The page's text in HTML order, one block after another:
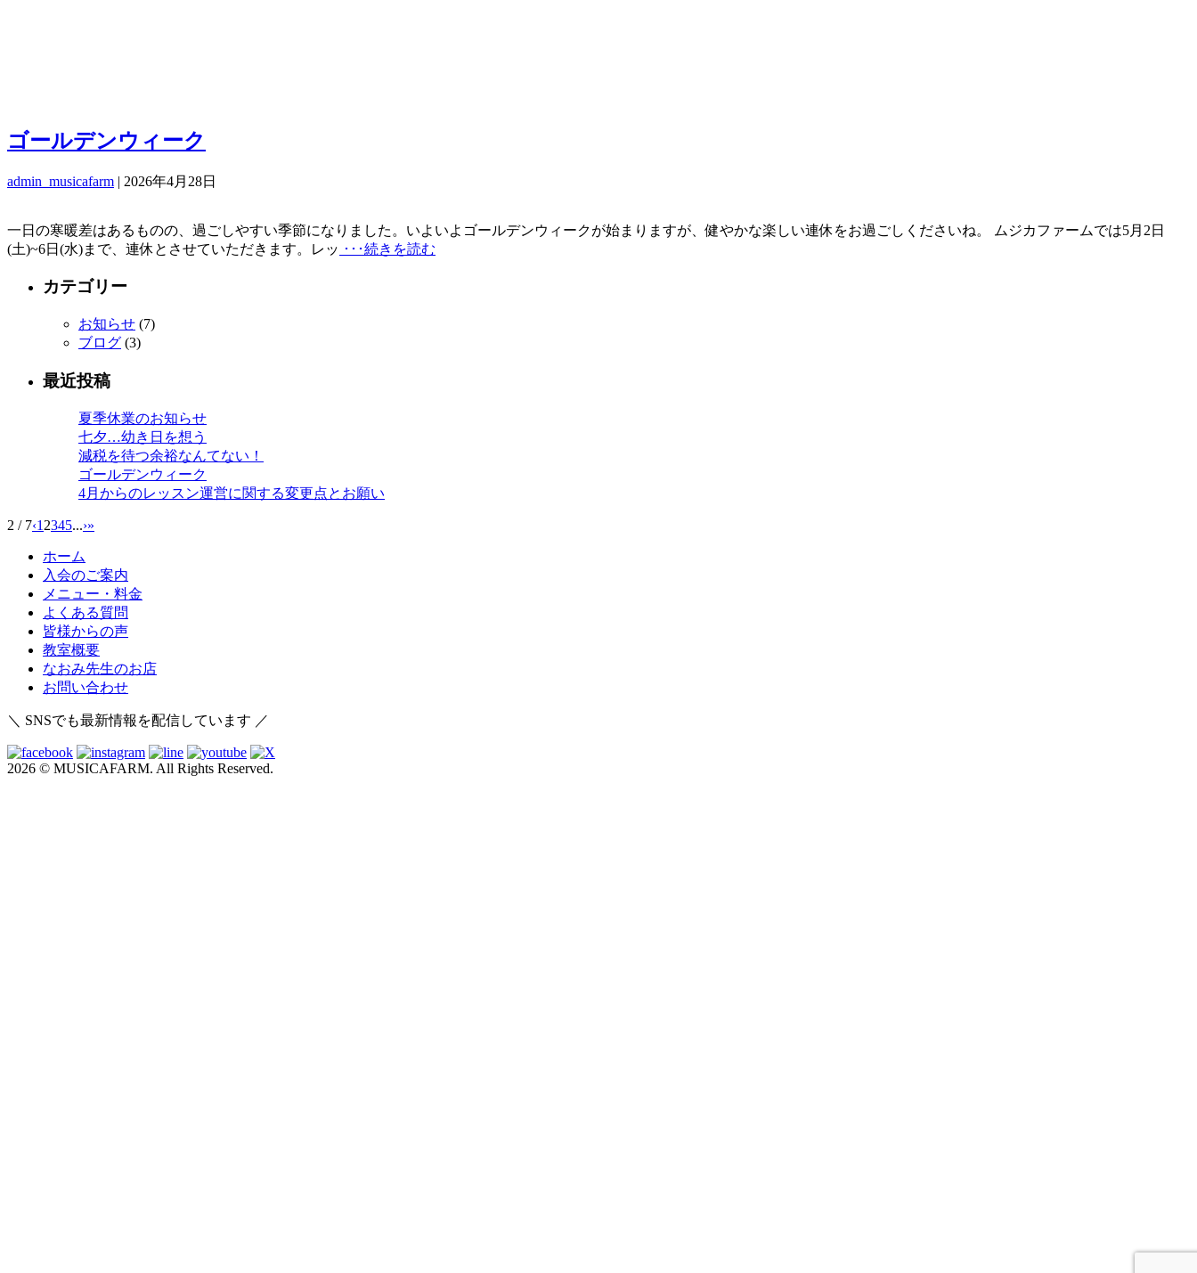
ゴールデンウィーク
admin_musicafarm | 2026年4月28日
一日の寒暖差はあるものの、過ごしやすい季節になりました。いよいよゴールデンウィークが始まりますが、健やかな楽しい連休をお過ごしくださいね。 ムジカファームでは5月2日
(土)~6日(水)まで、連休とさせていただきます。レッ ･･･続きを読む
カテゴリー
お知らせ (7)
ブログ (3)
最近投稿
夏季休業のお知らせ
七夕…幼き日を想う
減税を待つ余裕なんてない！
ゴールデンウィーク
4月からのレッスン運営に関する変更点とお願い
2 / 7‹1 2345...›»
ホーム
入会のご案内
メニュー・料金
よくある質問
皆様からの声
教室概要
なおみ先生のお店
お問い合わせ
＼ SNSでも最新情報を配信しています ／
2026 © MUSICAFARM. All Rights Reserved.